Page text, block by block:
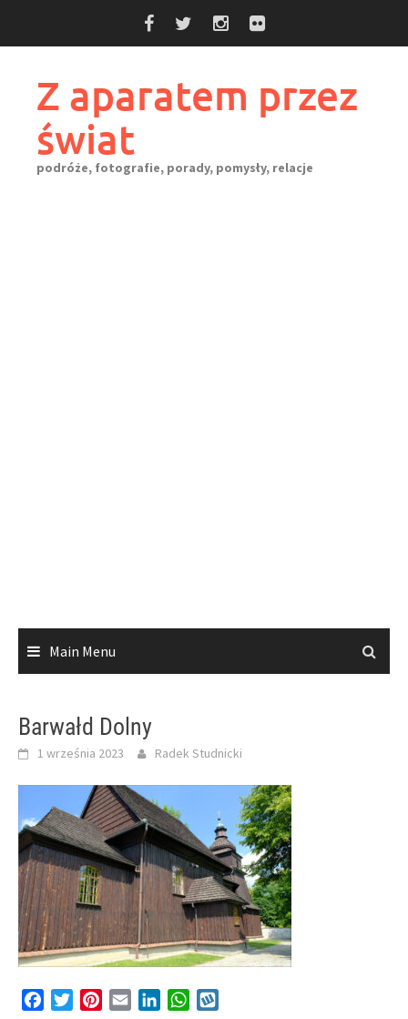
Z aparatem przez
świat
podróże, fotografie, porady, pomysły, relacje
Main Menu
Barwałd Dolny
1 września 2023 Radek Studnicki
FacebookTwitterPinterest
Email LinkedInWhatsApp